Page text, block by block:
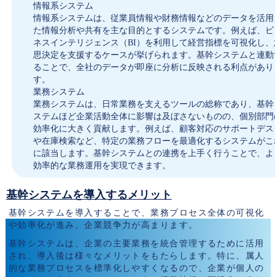
情報系システム
情報系システムは、従業員情報や財務情報などのデータを活
た情報分析や共有を主な目的とするシステムです。例えば、
ネスインテリジェンス（BI）を利用して経営指標を可視化し
思決定を支援するケースが挙げられます。基幹システムと連
ることで、全社のデータが即座に分析に反映される利点があ
す。
業務システム
業務システムは、日常業務を支えるツールの総称であり、基
ステムほど企業活動全体に影響は及ぼさないものの、個別部
効率化に大きく貢献します。例えば、顧客対応のサポートデ
や在庫検索など、特定の業務フローを最適化するシステムが
に該当します。基幹システムとの連携を上手く行うことで、
効率的な業務運用を実現できます。
基幹システムを導入するメリット
基幹システムを導入することで、業務プロセス全体の可視化
や効率化が進み、企業競争力が高まります。
基幹システムは、企業の主要業務を統合管理するために活用
され、導入後は様々なメリットをもたらします。特に、属人
的な業務プロセスを標準化しやすくなるので、企業が個人の